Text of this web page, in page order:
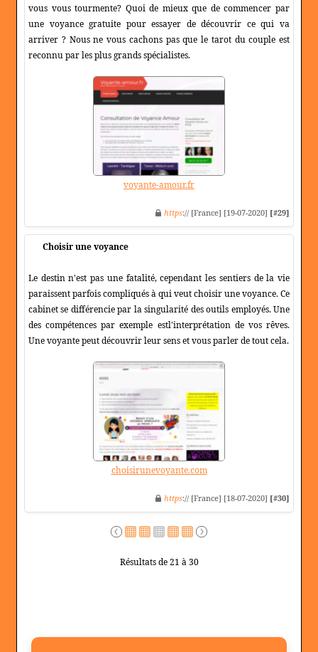
vous vous tourmente? Quoi de mieux que de commencer par
une voyance gratuite pour essayer de découvrir ce qui va
arriver ? Nous ne vous cachons pas que le tarot du couple est
reconnu par les plus grands spécialistes.
voyante-amour.fr
https:// [France] [19-07-2020] [#29]
Choisir une voyance
Le destin n'est pas une fatalité, cependant les sentiers de la vie
paraissent parfois compliqués à qui veut choisir une voyance. Ce
cabinet se différencie par la singularité des outils employés. Une
des compétences par exemple estl'interprétation de vos rêves.
Une voyante peut découvrir leur sens et vous parler de tout cela.
choisirunevoyante.com
https:// [France] [18-07-2020] [#30]
Résultats de 21 à 30